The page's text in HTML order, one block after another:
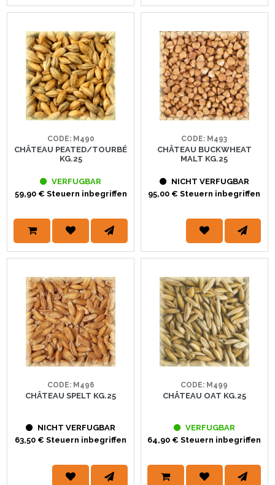
CODE: M490
CHÂTEAU PEATED/TOURBÉ
KG.25
VERFUGBAR
59,90 € Steuern inbegriffen
CODE: M493
CHÂTEAU BUCKWHEAT
MALT KG.25
NICHT VERFUGBAR
95,00 € Steuern inbegriffen
CODE: M496
CHÂTEAU SPELT KG.25
NICHT VERFUGBAR
63,50 € Steuern inbegriffen
CODE: M499
CHÂTEAU OAT KG.25
VERFUGBAR
64,90 € Steuern inbegriffen